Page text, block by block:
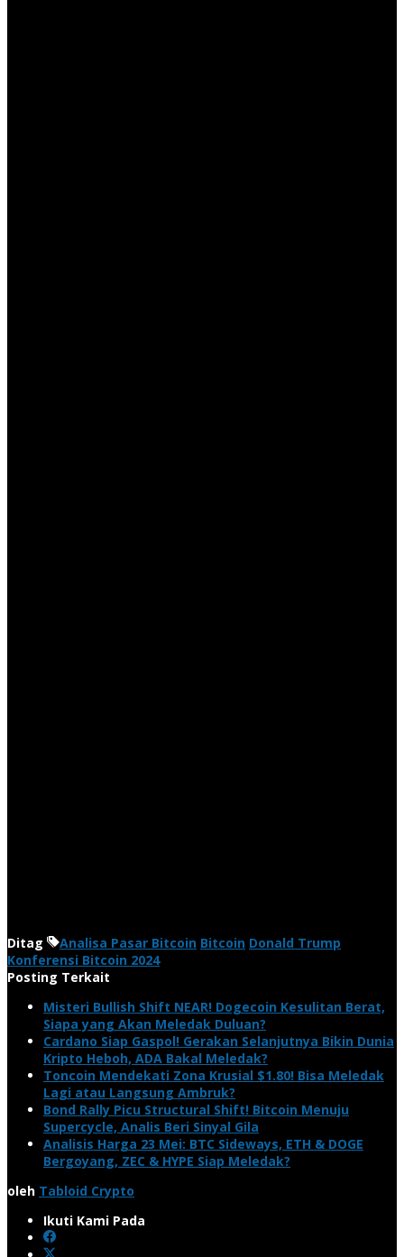
Ditag Analisa Pasar Bitcoin Bitcoin Donald Trump
Konferensi Bitcoin 2024
Posting Terkait
Misteri Bullish Shift NEAR! Dogecoin Kesulitan Berat,
Siapa yang Akan Meledak Duluan?
Cardano Siap Gaspol! Gerakan Selanjutnya Bikin Dunia
Kripto Heboh, ADA Bakal Meledak?
Toncoin Mendekati Zona Krusial $1.80! Bisa Meledak
Lagi atau Langsung Ambruk?
Bond Rally Picu Structural Shift! Bitcoin Menuju
Supercycle, Analis Beri Sinyal Gila
Analisis Harga 23 Mei: BTC Sideways, ETH & DOGE
Bergoyang, ZEC & HYPE Siap Meledak?
oleh Tabloid Crypto
Ikuti Kami Pada